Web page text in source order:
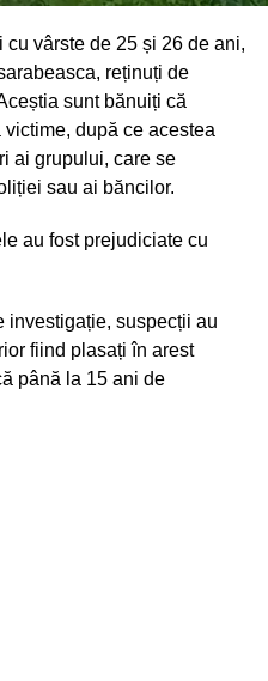
cu vârste de 25 și 26 de ani,
reținuți de
sunt bănuiți că
după ce acestea
ai grupului, care se
sau ai băncilor.
au fost prejudiciate cu
investigație, suspecții au
fiind plasați în arest
până la 15 ani de